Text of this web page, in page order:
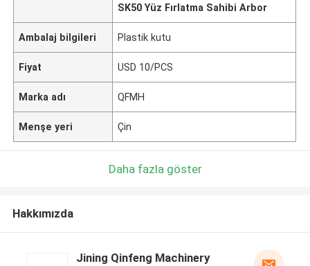
SK50 Yüz Fırlatma Sahibi Arbor
Ambalaj bilgileri Plastik kutu
Fiyat USD 10/PCS
Marka adı QFMH
Menşe yeri Çin
Daha fazla göster
Hakkımızda
Jining Qinfeng Machinery